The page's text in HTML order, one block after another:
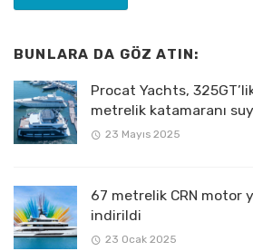
BUNLARA DA GÖZ ATIN:
Procat Yachts,
metrelik katamaranı
23 Mayıs 2025
67 metrelik CRN motor
indirildi
23 Ocak 2025